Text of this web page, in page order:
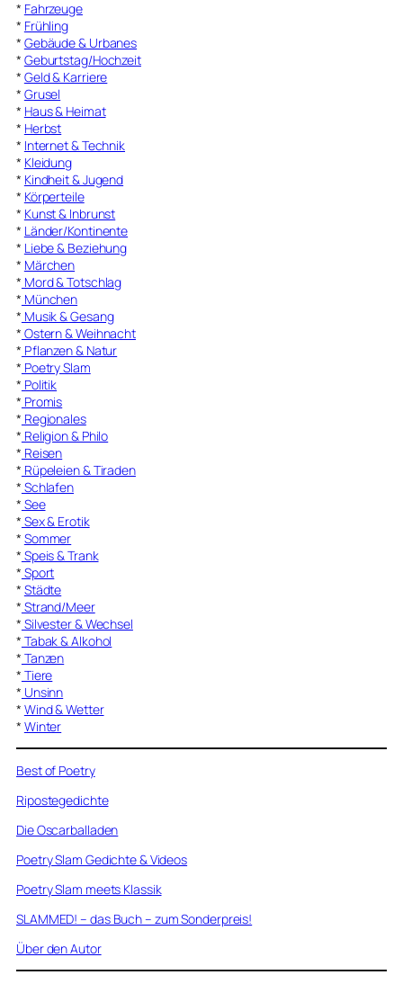
* Fahrzeuge
* Frühling
* Gebäude & Urbanes
* Geburtstag/Hochzeit
* Geld & Karriere
* Grusel
* Haus & Heimat
* Herbst
* Internet & Technik
* Kleidung
* Kindheit & Jugend
* Körperteile
* Kunst & Inbrunst
* Länder/Kontinente
* Liebe & Beziehung
* Märchen
* Mord & Totschlag
* München
* Musik & Gesang
* Ostern & Weihnacht
* Pflanzen & Natur
* Poetry Slam
* Politik
* Promis
* Regionales
* Religion & Philo
* Reisen
* Rüpeleien & Tiraden
* Schlafen
* See
* Sex & Erotik
* Sommer
* Speis & Trank
* Sport
* Städte
* Strand/Meer
* Silvester & Wechsel
* Tabak & Alkohol
* Tanzen
* Tiere
* Unsinn
* Wind & Wetter
* Winter
Best of Poetry
Ripostegedichte
Die Oscarballaden
Poetry Slam Gedichte & Videos
Poetry Slam meets Klassik
SLAMMED! – das Buch – zum Sonderpreis!
Über den Autor